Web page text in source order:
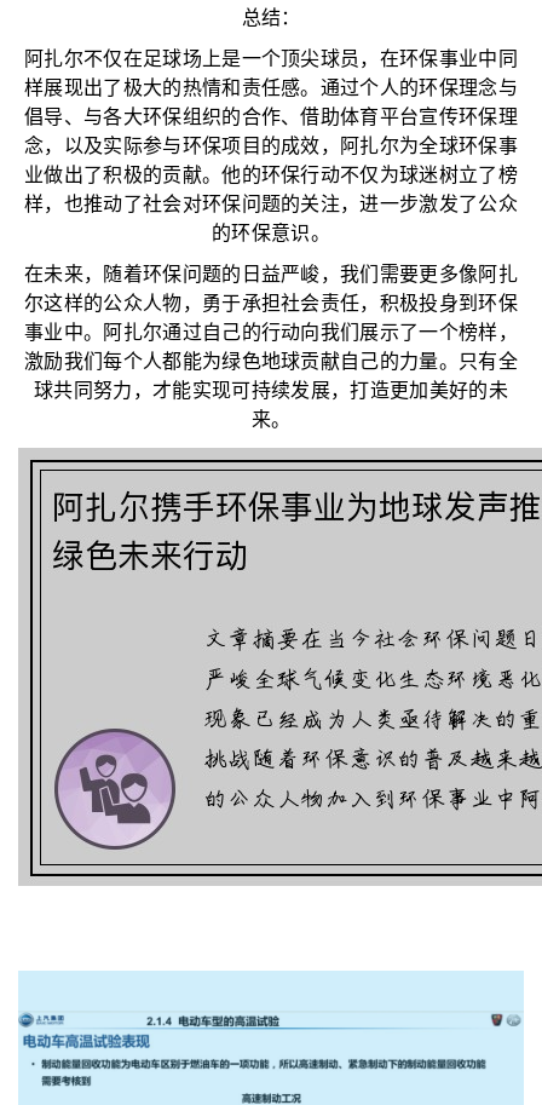
总结：
阿扎尔不仅在足球场上是一个顶尖球员，在环保事业中同
样展现出了极大的热情和责任感。通过个人的环保理念与
倡导、与各大环保组织的合作、借助体育平台宣传环保理
念，以及实际参与环保项目的成效，阿扎尔为全球环保事
业做出了积极的贡献。他的环保行动不仅为球迷树立了榜
样，也推动了社会对环保问题的关注，进一步激发了公众
的环保意识。
在未来，随着环保问题的日益严峻，我们需要更多像阿扎
尔这样的公众人物，勇于承担社会责任，积极投身到环保
事业中。阿扎尔通过自己的行动向我们展示了一个榜样，
激励我们每个人都能为绿色地球贡献自己的力量。只有全
球共同努力，才能实现可持续发展，打造更加美好的未
来。